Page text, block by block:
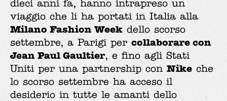
dieci anni fa, hanno intrapreso un
viaggio che li ha portati in Italia alla
Milano Fashion Week dello scorso
settembre, a Parigi per collaborare con
Jean Paul Gaultier, e fino agli Stati
Uniti per una partnership con Nike che
lo scorso settembre ha acceso il
desiderio in tutte le amanti dello